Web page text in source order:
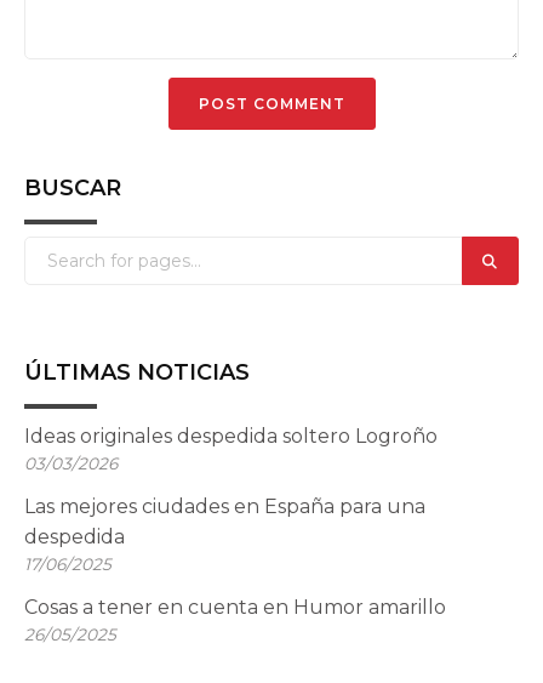
BUSCAR
ÚLTIMAS NOTICIAS
Ideas originales despedida soltero Logroño
03/03/2026
Las mejores ciudades en España para una
despedida
17/06/2025
Cosas a tener en cuenta en Humor amarillo
26/05/2025